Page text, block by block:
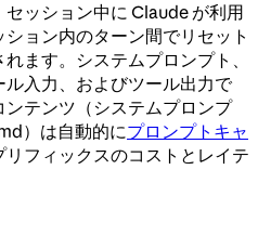
ッション中に Claude が利用
ョン内のターン間でリセット
ます。システムプロンプト、
入力、およびツール出力で
テンツ（システムプロンプ
）は自動的にプロンプトキャ
フィックスのコストとレイテ